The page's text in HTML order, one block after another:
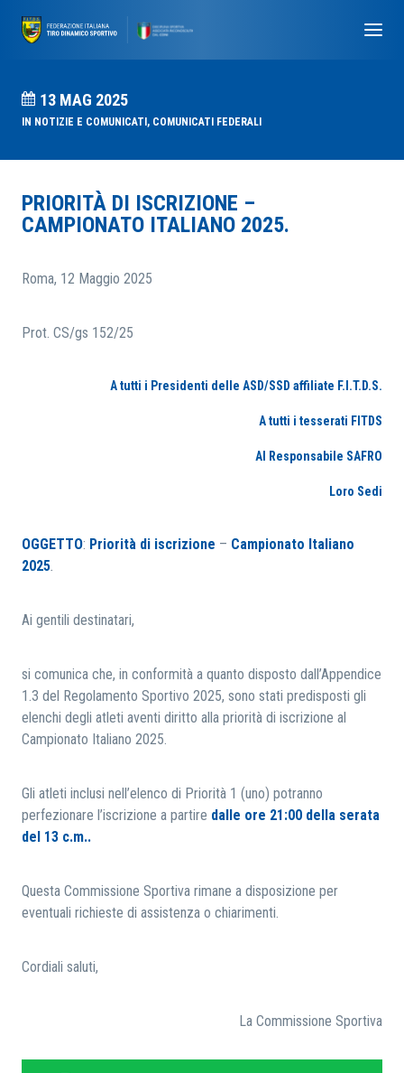
RICERCA
13 MAG 2025
IN NOTIZIE E COMUNICATI , COMUNICATI FEDERALI
PRIORITÀ DI ISCRIZIONE –
CAMPIONATO ITALIANO 2025.
Roma, 12 Maggio 2025
Prot. CS/gs 152/25
A tutti i Presidenti delle ASD/SSD affiliate F.I.T.D.S.
A tutti i tesserati FITDS
Al Responsabile SAFRO
Loro Sedi
OGGETTO: Priorità di iscrizione – Campionato Italiano
2025.
Ai gentili destinatari,
si comunica che, in conformità a quanto disposto dall’Appendice
1.3 del Regolamento Sportivo 2025, sono stati predisposti gli
elenchi degli atleti aventi diritto alla priorità di iscrizione al
Campionato Italiano 2025.
Gli atleti inclusi nell’elenco di Priorità 1 (uno) potranno
perfezionare l’iscrizione a partire dalle ore 21:00 della serata
del 13 c.m..
Questa Commissione Sportiva rimane a disposizione per
eventuali richieste di assistenza o chiarimenti.
Cordiali saluti,
La Commissione Sportiva